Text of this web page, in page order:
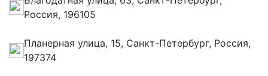
Россия, 196105
Планерная улица, 15, Санкт-Петербург, Россия,
197374